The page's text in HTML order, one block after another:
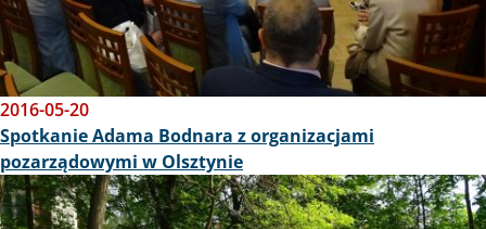
2016-05-20
Spotkanie Adama Bodnara z organizacjami
pozarządowymi w Olsztynie
Obraz